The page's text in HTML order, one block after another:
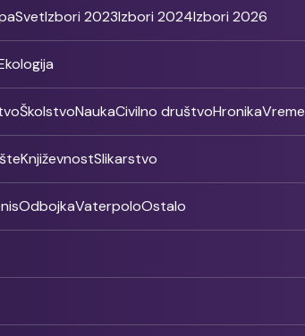
SvetIzbori 2023Izbori 2024Izbori 2026
ŠkolstvoNaukaCivilno društvoHronikaVreme
KnjiževnostSlikarstvo
OdbojkaVaterpoloOstalo